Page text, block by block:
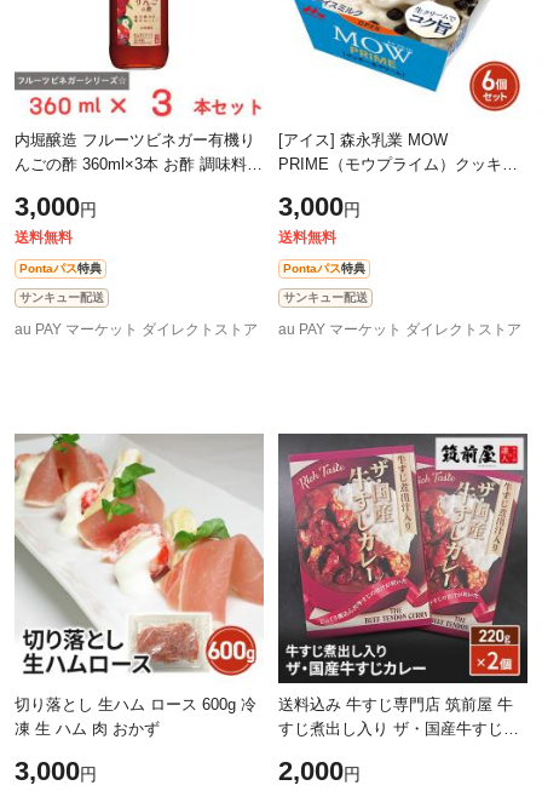
内堀醸造 フルーツビネガー有機り
んごの酢 360ml×3本 お酢 調味料
3,000円
送料無料
Pontaパス特典
サンキュー配送
au PAY マーケット ダイレクトストア
[アイス] 森永乳業 MOW
PRIME（モウプライム）クッキー
3,000円
送料無料
Pontaパス特典
サンキュー配送
au PAY マーケット ダイレクトストア
切り落とし 生ハム ロース 600g 冷
凍 生 ハム 肉 おかず
3,000円
送料込み 牛すじ専門店 筑前屋 牛
すじ煮出し入り ザ・国産牛すじカ
ト カレー 国産 牛すじ メール便
2,000円